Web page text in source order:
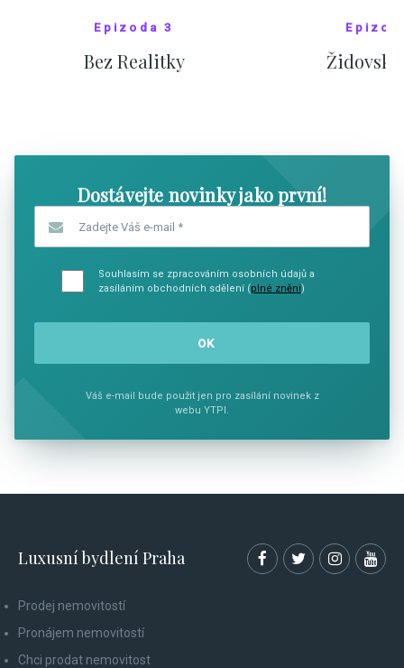
Epizoda 3
Bez Realitky
Dostávejte novinky jako první!
Souhlasím se zpracováním osobních údajů a
zasíláním obchodních sdělení (plné znění)
Váš e-mail bude použit jen pro zasílání novinek z
webu YTPI.
Luxusní bydlení Praha
Prodej nemovitostí
Pronájem nemovitostí
Chci prodat nemovitost